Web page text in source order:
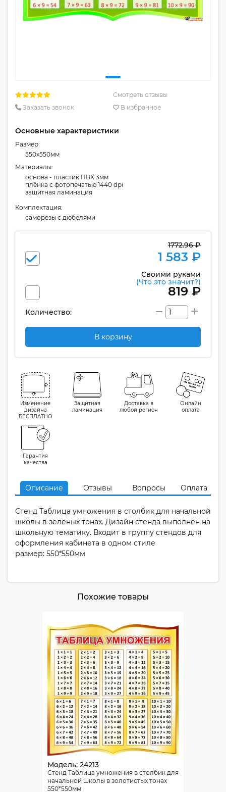
Смотреть отзывы
Заказать звонок
В избранное
Основные характеристики
Размер:
550x550мм
Материалы:
основа - пластик ПВХ 3мм
плёнка с фотопечатью 1440 dpi
защитная ламинация
Комплектация:
cаморезы с дюбелями
1772.96 ₽
1 583 ₽
Своими руками
(Что это значит?)
819 ₽
Количество:
В корзину
Изменение
дизайна
БЕСПЛАТНО
Защитная
ламинация
Доставка в
любой регион
Онлайн
оплата
Гарантия
качества
Описание Отзывы Вопросы Оплата
Стенд Таблица умножения в столбик для начальной
школы в зеленых тонах. Дизайн стенда выполнен на
школьную тематику. Входит в группу стендов для
оформления кабинета в одном стиле
размер: 550*550мм
Похожие товары
Модель: 24213
Стенд Таблица умножения в столбик для
начальной школы в золотистых тонах
550*550мм